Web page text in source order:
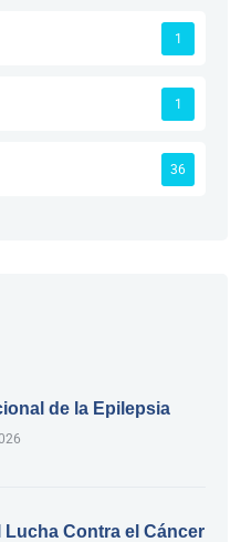
1
1
36
de la Epilepsia
Lucha Contra el Cáncer